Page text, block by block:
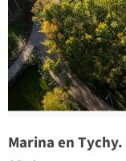
Marina en Tychy.